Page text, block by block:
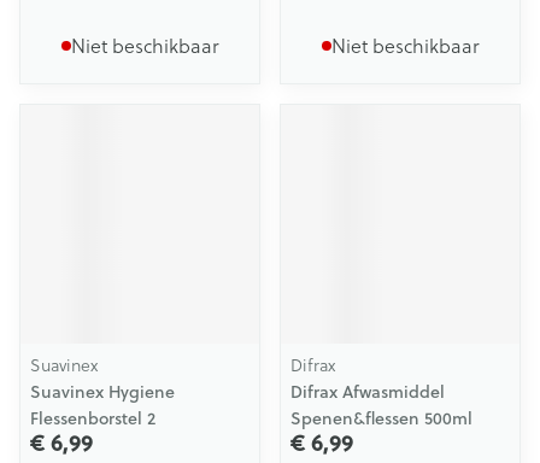
Niet beschikbaar Niet beschikbaar
Suavinex
Suavinex Hygiene
Flessenborstel 2
€ 6,99
Difrax
Difrax Afwasmiddel
Spenen&flessen 500ml
€ 6,99